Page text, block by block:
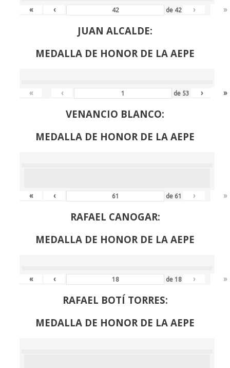
« ‹ de 42 › »
JUAN ALCALDE:
MEDALLA DE HONOR DE LA AEPE
« ‹ de 53 › »
VENANCIO BLANCO:
MEDALLA DE HONOR DE LA AEPE
« ‹ de 61 › »
RAFAEL CANOGAR:
MEDALLA DE HONOR DE LA AEPE
« ‹ de18 › »
RAFAEL BOTÍ TORRES:
MEDALLA DE HONOR DE LA AEPE